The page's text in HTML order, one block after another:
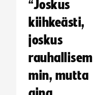
“Joskus
kiihkeästi,
joskus
rauhallisem
min, mutta